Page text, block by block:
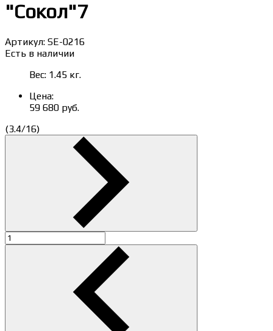
"Сокол"7
Артикул: SE-0216
Есть в наличии
Вес: 1.45 кг.
Цена:
59 680 руб.
(3.4/16)